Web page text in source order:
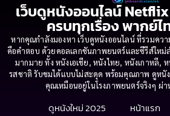
เว็บดูหนังออนไลน์
ครบทุกเรื่อง พากย์ไ
หากคุณกำลังมองหา เว็บดูหนังออนไลน์ ที่รวมคว
คือคำตอบ ด้วยคอลเลกชันภาพยนตร์และซีรีส์ให
มากมาย ทั้ง หนังเอเชีย, หนังไทย, หนังเกาหลี,
รสชาติ รับชมได้แบบไม่สะดุด พร้อมคุณภาพ ดูหนั
คุณเหมือนอยู่ในโรงภาพยนตร์จริงๆ ผ่า
ดูหนังใหม่ 2025 หน้าแรก